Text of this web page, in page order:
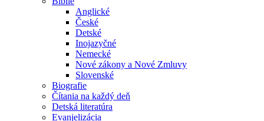
Anglické
České
Detské
Inojazyčné
Nemecké
Nové zákony a Nové Zmluvy
Slovenské
Biografie
Čítania na každý deň
Detská literatúra
Evanjelizácia